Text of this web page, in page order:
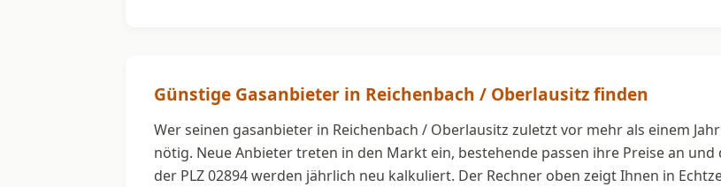
Günstige Gasanbieter in Reichenbach / Oberlausitz finden
Wer seinen gasanbieter in Reichenbach / Oberlausitz zuletzt vor mehr als einem
nötig. Neue Anbieter treten in den Markt ein, bestehende passen ihre Preise an
der PLZ 02894 werden jährlich neu kalkuliert. Der Rechner oben zeigt Ihnen in